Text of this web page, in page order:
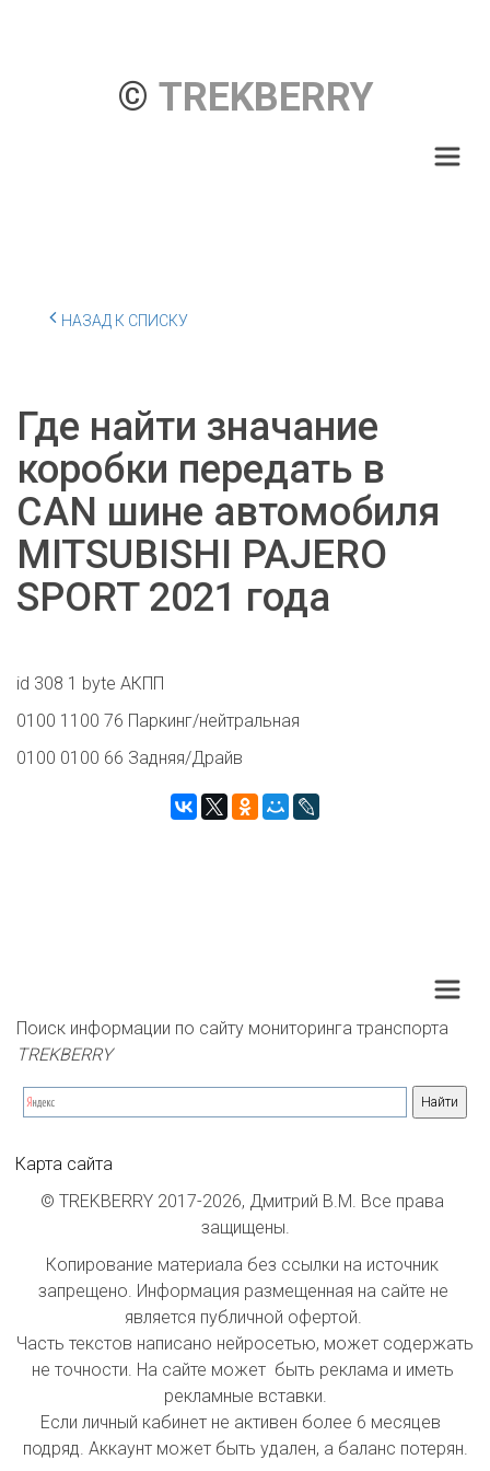
© TREKBERRY
НАЗАД К СПИСКУ
Где найти значание
коробки передать в
CAN шине автомобиля
MITSUBISHI PAJERO
SPORT 2021 года
id 308 1 byte АКПП
0100 1100 76 Паркинг/нейтральная
0100 0100 66 Задняя/Драйв
Поиск информации по сайту мониторинга транспорта
TREKBERRY
Карта сайта
© TREKBERRY 2017-2026, Дмитрий В.М. Все права
защищены.
Копирование материала без ссылки на источник
запрещено. Информация размещенная на сайте не
является публичной офертой.
Часть текстов написано нейросетью, может содержать
не точности. На сайте может  быть реклама и иметь
рекламные вставки.
Если личный кабинет не активен более 6 месяцев
подряд. Аккаунт может быть удален, а баланс потерян.